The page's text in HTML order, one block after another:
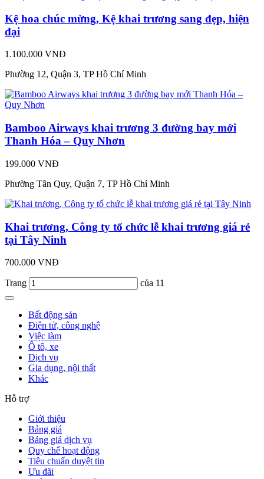
Kệ hoa chúc mừng, Kệ khai trương sang đẹp, hiện
đại
1.100.000 VNĐ
Phường 12, Quận 3, TP Hồ Chí Minh
Bamboo Airways khai trương 3 đường bay mới
Thanh Hóa – Quy Nhơn
199.000 VNĐ
Phường Tân Quy, Quận 7, TP Hồ Chí Minh
Khai trương, Công ty tổ chức lễ khai trương giá rẻ
tại Tây Ninh
700.000 VNĐ
Trang của 11
Bất động sản
Điện tử, công nghệ
Việc làm
Ô tô, xe
Dịch vụ
Gia dụng, nội thất
Khác
Hỗ trợ
Giới thiệu
Bảng giá
Bảng giá dịch vụ
Quy chế hoạt động
Tiêu chuẩn duyệt tin
Ưu đãi